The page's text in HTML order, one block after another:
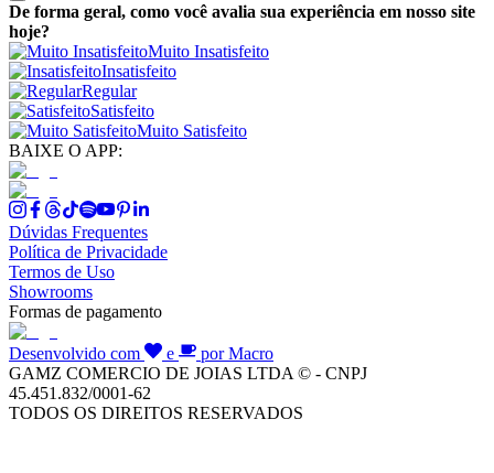
De forma geral, como você avalia sua experiência em nosso site
hoje?
Muito Insatisfeito
Insatisfeito
Regular
Satisfeito
Muito Satisfeito
BAIXE O APP:
Dúvidas Frequentes
Política de Privacidade
Termos de Uso
Showrooms
Formas de pagamento
Desenvolvido com e
por Macro
GAMZ COMERCIO DE JOIAS LTDA © - CNPJ
45.451.832/0001-62
TODOS OS DIREITOS RESERVADOS